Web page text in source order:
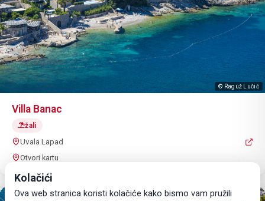
© Raguž Lučić
Villa Banac
žali
Uvala Lapad
Otvori kartu
Kolačići
Ova web stranica koristi kolačiće kako bismo vam pružili